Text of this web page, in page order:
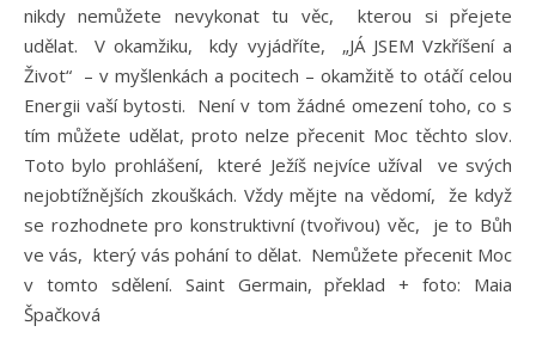
nikdy nemůžete nevykonat tu věc, kterou si přejete
udělat. V okamžiku, kdy vyjádříte, „JÁ JSEM Vzkříšení a
Život“ – v myšlenkách a pocitech – okamžitě to otáčí celou
Energii vaší bytosti. Není v tom žádné omezení toho, co s
tím můžete udělat, proto nelze přecenit Moc těchto slov.
Toto bylo prohlášení, které Ježíš nejvíce užíval ve svých
nejobtížnějších zkouškách. Vždy mějte na vědomí, že když
se rozhodnete pro konstruktivní (tvořivou) věc, je to Bůh
ve vás, který vás pohání to dělat. Nemůžete přecenit Moc
v tomto sdělení. Saint Germain, překlad + foto: Maia
Špačková